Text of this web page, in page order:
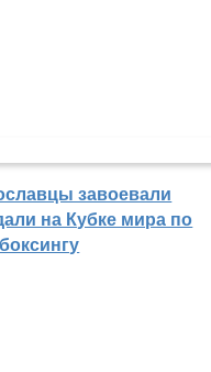
завоевали
на Кубке мира по